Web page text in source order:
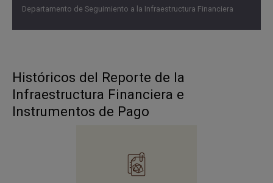
Departamento de Seguimiento a la Infraestructura Financiera
intervalo.
Consulte el Sombreado
Históricos del Reporte de la
Infraestructura Financiera e
Instrumentos de Pago